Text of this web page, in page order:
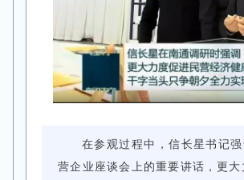
在参观过程中，信长星书记
营企业座谈会上的重要讲话，更